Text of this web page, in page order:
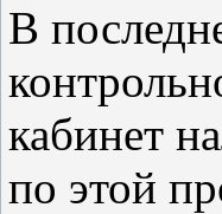
В
кабинет
по этой